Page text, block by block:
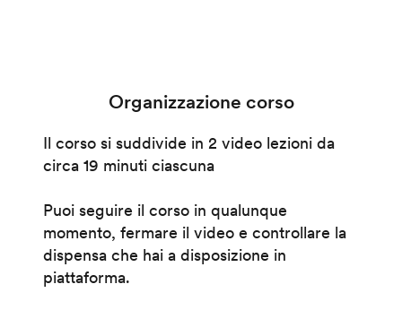
Organizzazione corso
Il corso si suddivide in 2 video lezioni da
circa 19 minuti ciascuna
Puoi seguire il corso in qualunque
momento, fermare il video e controllare la
dispensa che hai a disposizione in
piattaforma.